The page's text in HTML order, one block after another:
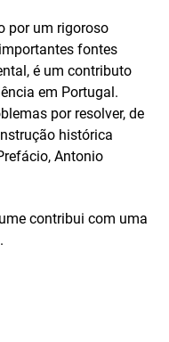
por um rigoroso
fontes
é um contributo
em Portugal.
por resolver, de
histórica
Antonio
contribui com uma